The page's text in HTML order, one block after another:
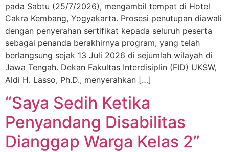
pada Sabtu (25/7/2026), mengambil tempat di Hotel
Cakra Kembang, Yogyakarta. Prosesi penutupan diawali
dengan penyerahan sertifikat kepada seluruh peserta
sebagai penanda berakhirnya program, yang telah
berlangsung sejak 13 Juli 2026 di sejumlah wilayah di
Jawa Tengah. Dekan Fakultas Interdisiplin (FID) UKSW,
Aldi H. Lasso, Ph.D., menyerahkan […]
“Saya Sedih Ketika
Penyandang Disabilitas
Dianggap Warga Kelas 2”